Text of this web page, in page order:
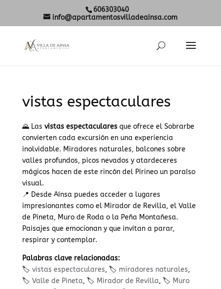
606303040
info@apartamentosvilladeainsa.com
vistas espectaculares
🌄 Las vistas espectacularesque ofrece el Sobrarbe
convierten cada excursión en una experiencia
inolvidable. Miradores naturales, balcones sobre
valles profundos, picos nevados y atardeceres
mágicos hacen de este rincón del Pirineo un paraíso
visual.
📍 Desde Aínsa puedes acceder a lugares
impresionantes como el Mirador de Revilla, el Valle
de Pineta, Muro de Roda o la Peña Montañesa.
Paisajes que emocionan y que invitan a parar,
respirar y contemplar.
Palabras clave relacionadas:
🏷️ vistas espectaculares, 🏷️ miradores naturales,
🏷️ Valle de Pineta, 🏷️ Mirador de Revilla, 🏷️ Muro